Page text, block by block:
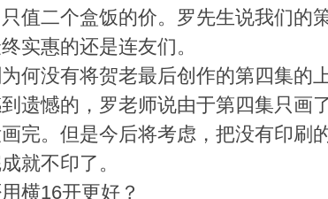
值二个盒饭的价。罗先生说我们的
实惠的还是连友们。
没有将贺老最后创作的第四集的
憾的，罗老师说由于第四集只画
完。但是今后将考虑，把没有印
就不印了。
16开更好？